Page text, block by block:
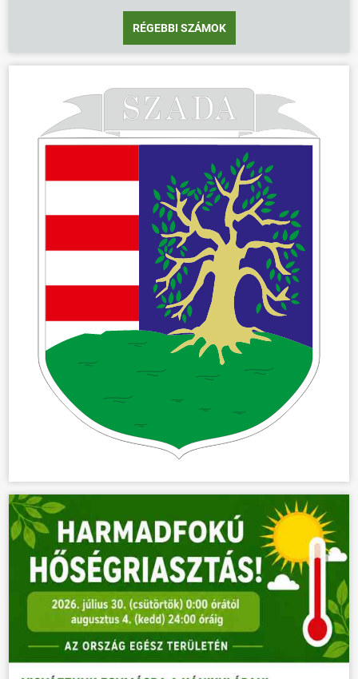
ÜGYINTÉZÉS
KÖZÖSSÉG
HÍREK
VÁLASZTÁSOK
RÉGEBBI SZÁMOK